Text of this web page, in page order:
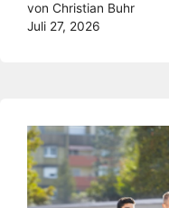
von Christian Buhr
Juli 27, 2026